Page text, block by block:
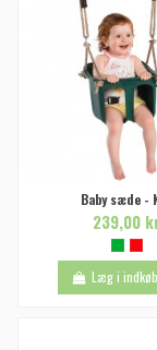
Baby sæde -
239,00
Læg i